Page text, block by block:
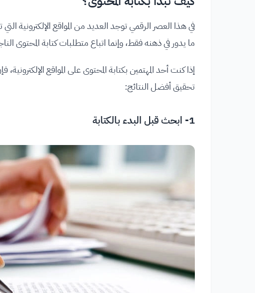
في هذا العصر الرقمي توجد العديد من المواقع الإلكترونية
ما يدور في ذهنه فقط، وإنما اتباع متطلبات كتابة المحتوى
إذا كنت أحد المهتمين بكتابة المحتوى على المواقع
تحقيق أفضل النتائج:
1- ابحث قبل البدء بالكتابة